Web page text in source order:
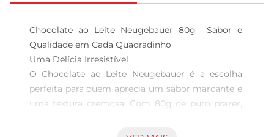
Chocolate ao Leite Neugebauer 80g  Sabor e
Qualidade em Cada Quadradinho
Uma Delícia Irresistível
O Chocolate ao Leite Neugebauer é a escolha
perfeita para quem aprecia um sabor marcante e
uma textura cremosa. Com 80g de puro prazer,
selecionados, proporcionando uma experiência